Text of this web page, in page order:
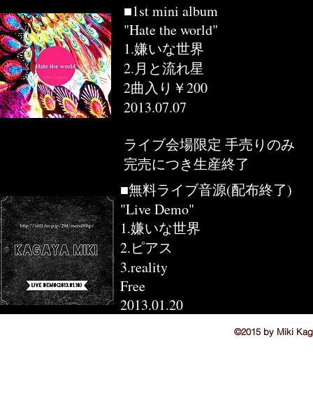
■1st mini album
"Hate the world"
1.嫌いな世界
2.月と流れ星
2曲入り￥200
2013.07.07
ライブ会場限定 手売りのみ
完売につき生産終了
■無料ライブ音源(配布終了)
"Live Demo"
1.嫌いな世界
2.ピアス
3.reality
Free
2013.01.20
©2015 by Miki